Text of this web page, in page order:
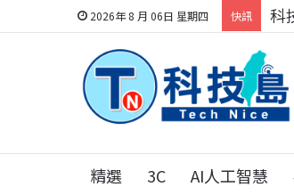
2026年 8 月 06日 星期四 快訊 科
精選 3C AI人工智慧